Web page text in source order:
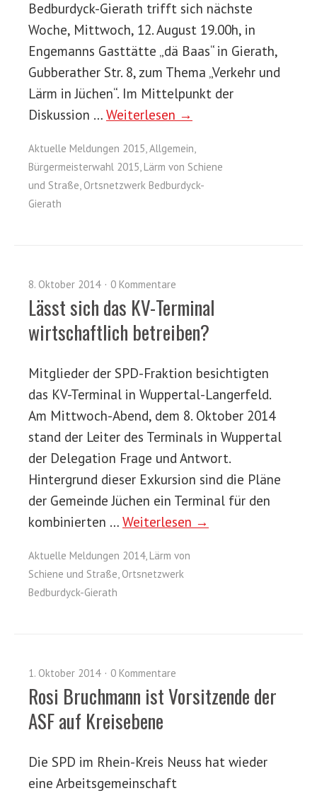
Bedburdyck-Gierath trifft sich nächste
Woche, Mittwoch, 12. August 19.00h, in
Engemanns Gasttätte „dä Baas“ in Gierath,
Gubberather Str. 8, zum Thema „Verkehr und
Lärm in Jüchen“. Im Mittelpunkt der
Diskussion … Weiterlesen →
Aktuelle Meldungen 2015,Allgemein,
Bürgermeisterwahl 2015, Lärm von Schiene
und Straße, Ortsnetzwerk Bedburdyck-
Gierath
8. Oktober 2014 0 Kommentare
Lässt sich das KV-Terminal
wirtschaftlich betreiben?
Mitglieder der SPD-Fraktion besichtigten
das KV-Terminal in Wuppertal-Langerfeld.
Am Mittwoch-Abend, dem 8. Oktober 2014
stand der Leiter des Terminals in Wuppertal
der Delegation Frage und Antwort.
Hintergrund dieser Exkursion sind die Pläne
der Gemeinde Jüchen ein Terminal für den
kombinierten … Weiterlesen →
Aktuelle Meldungen 2014, Lärm von
Schiene und Straße, Ortsnetzwerk
Bedburdyck-Gierath
1. Oktober 2014 0 Kommentare
Rosi Bruchmann ist Vorsitzende der
ASF auf Kreisebene
Die SPD im Rhein-Kreis Neuss hat wieder
eine Arbeitsgemeinschaft